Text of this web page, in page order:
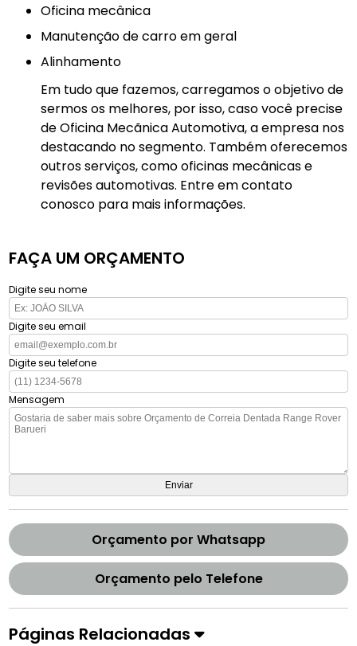
Oficina mecânica
manutenção de carro em geral
Alinhamento
Em tudo que fazemos, carregamos o objetivo de
sermos os melhores, por isso, caso você precise
de Oficina Mecãnica Automotiva, a empresa nos
destacando no segmento. Também oferecemos
outros serviços, como oficinas mecânicas e
revisões automotivas. Entre em contato
conosco para mais informações.
FAÇA UM ORÇAMENTO
Digite seu nome
Digite seu email
Digite seu telefone
Mensagem
Orçamento por Whatsapp
Orçamento pelo Telefone
Páginas Relacionadas